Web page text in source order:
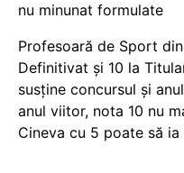
nu minunat formulate
Profesoară de Sport
Definitivat și 10 la
susține concursul și
anul viitor, nota 10 nu
Cineva cu 5 poate să